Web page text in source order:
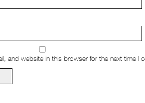
and website in this browser for the next time I